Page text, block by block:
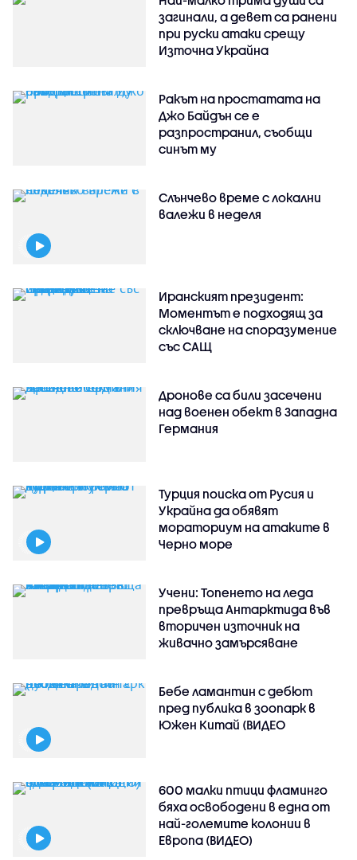
загинали, а девет са ранени
при руски атаки срещу
Източна Украйна
Ракът на простатата на
Джо Байдън се е
разпространил, съобщи
синът му
Слънчево време с локални
валежи в неделя
Иранският президент:
Моментът е подходящ за
сключване на споразумение
със САЩ
Дронове са били засечени
над военен обект в Западна
Германия
Турция поиска от Русия и
Украйна да обявят
мораториум на атаките в
Черно море
Учени: Топенето на леда
превръща Антарктида във
вторичен източник на
живачно замърсяване
Бебе ламантин с дебют
пред публика в зоопарк в
Южен Китай (ВИДЕО
600 малки птици фламинго
бяха освободени в една от
най-големите колонии в
Европа (ВИДЕО)